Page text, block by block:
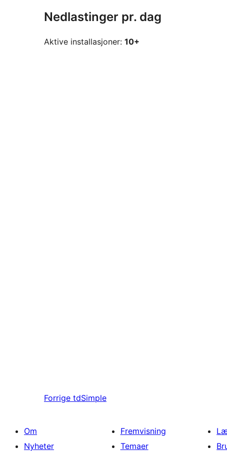
Nedlastinger pr. dag
Aktive installasjoner: 10+
Forrige tdSimple
Om
Nyheter
Fremvisning
Temaer